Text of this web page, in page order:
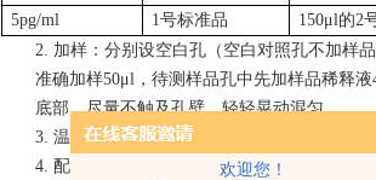
欢迎您！
5pg/ml
1号标准品
150μl的2
2. 加样：分别设空白孔（空白对照孔不加样
准确加样50μl，待测样品孔中先加样品稀释
底部，尽量不触及孔壁，轻轻晃动混匀。
3. 温育：用封板膜封板后置
4. 配液：将
30倍浓缩洗涤液用蒸馏水30倍稀释